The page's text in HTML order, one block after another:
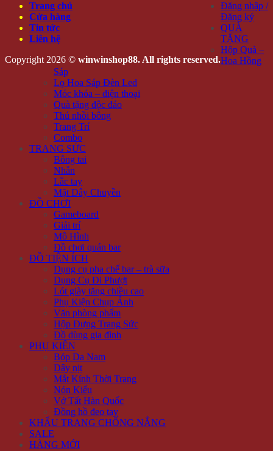
Trang chủ
Cửa hàng
Tin tức
Liên hệ
Copyright 2026 © winwinshop88. All rights reserved.
Đăng nhập /
Đăng ký
QUÀ
TẶNG
Hộp Quà –
Hoa Hồng
Sáp
Lọ Hoa Sáp Đèn Led
Móc khóa – điện thoại
Quà tặng độc đáo
Thú nhồi bông
Trang Trí
Combo
TRANG SỨC
Bông tai
Nhẫn
Lắc tay
Mặt Dây Chuyền
ĐỒ CHƠI
Gameboard
Giải trí
Mô Hình
Đồ chơi quán bar
ĐỒ TIỆN ÍCH
Dụng cụ pha chế bar – trà sữa
Dụng Cụ Đi Phượt
Lót giày tăng chiều cao
Phụ Kiện Chụp Ảnh
Văn phòng phẩm
Hộp Đựng Trang Sức
Đồ dùng gia đình
PHỤ KIỆN
Bóp Da Nam
Dây nịt
Mắt Kính Thời Trang
Nón Kiểu
Vớ Tất Hàn Quốc
Đồng hồ đeo tay
KHẨU TRANG CHỐNG NẮNG
SALE
HÀNG MỚI